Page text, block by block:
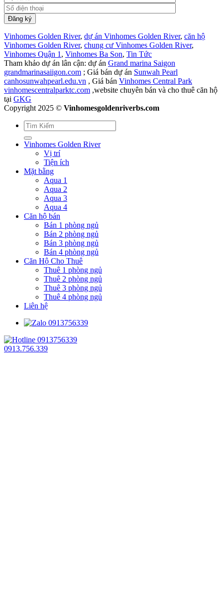
Vinhomes Golden River, dự án Vinhomes Golden River, căn hộ
Vinhomes Golden River, chung cư Vinhomes Golden River,
Vinhomes Quận 1 , Vinhomes Ba Son, Tin Tức
Tham khảo dự án lân cận: dự án Grand marina Saigon
grandmarinasaiigon.com ; Giá bán dự án Sunwah Pearl
canhosunwahpearl.edu.vn , Giá bán Vinhomes Central Park
vinhomescentralparktc.com ,website chuyên bán và cho thuê căn hộ
tại GKG
Copyright 2025 © Vinhomesgoldenriverbs.com
Vinhomes Golden River
Vị trí
Tiện ích
Mặt bằng
Aqua 1
Aqua 2
Aqua 3
Aqua 4
Căn hộ bán
Bán 1 phòng ngủ
Bán 2 phòng ngủ
Bán 3 phòng ngủ
Bán 4 phòng ngủ
Căn Hộ Cho Thuê
Thuê 1 phòng ngủ
Thuê 2 phòng ngủ
Thuê 3 phòng ngủ
Thuê 4 phòng ngủ
Liên hệ
0913.756.339